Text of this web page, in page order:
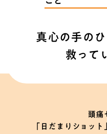
真心の手の
救って
頭痛
「日だまりショッ